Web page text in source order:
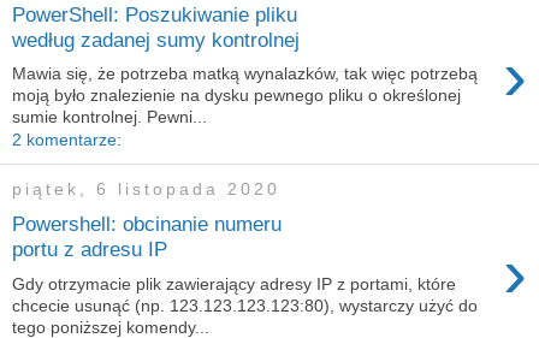
PowerShell: Poszukiwanie pliku
według zadanej sumy kontrolnej
›
Mawia się, że potrzeba matką wynalazków, tak więc potrzebą
moją było znalezienie na dysku pewnego pliku o określonej
sumie kontrolnej. Pewni...
2 komentarze:
piątek, 6 listopada 2020
Powershell: obcinanie numeru
portu z adresu IP
›
Gdy otrzymacie plik zawierający adresy IP z portami, które
chcecie usunąć (np. 123.123.123.123:80), wystarczy użyć do
tego poniższej komendy...